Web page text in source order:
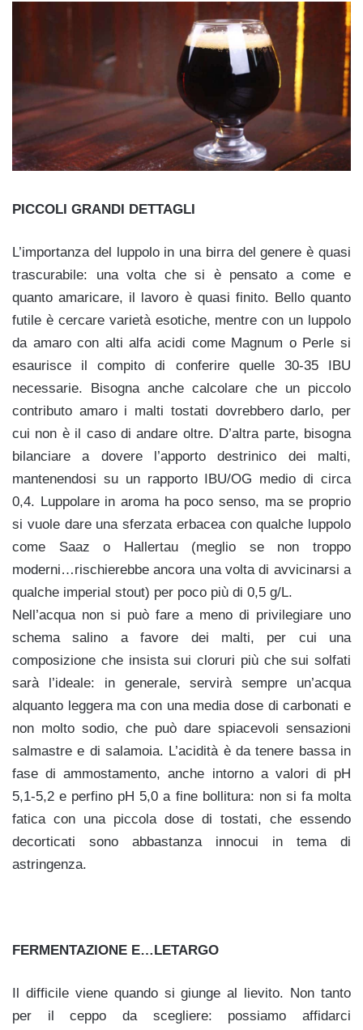
PICCOLI GRANDI DETTAGLI
L’importanza del luppolo in una birra del genere è quasi
trascurabile: una volta che si è pensato a come e
quanto amaricare, il lavoro è quasi finito. Bello quanto
futile è cercare varietà esotiche, mentre con un luppolo
da amaro con alti alfa acidi come Magnum o Perle si
esaurisce il compito di conferire quelle 30-35 IBU
necessarie. Bisogna anche calcolare che un piccolo
contributo amaro i malti tostati dovrebbero darlo, per
cui non è il caso di andare oltre. D’altra parte, bisogna
bilanciare a dovere l’apporto destrinico dei malti,
mantenendosi su un rapporto IBU/OG medio di circa
0,4. Luppolare in aroma ha poco senso, ma se proprio
si vuole dare una sferzata erbacea con qualche luppolo
come Saaz o Hallertau (meglio se non troppo
moderni…rischierebbe ancora una volta di avvicinarsi a
qualche imperial stout) per poco più di 0,5 g/L.
Nell’acqua non si può fare a meno di privilegiare uno
schema salino a favore dei malti, per cui una
composizione che insista sui cloruri più che sui solfati
sarà l’ideale: in generale, servirà sempre un’acqua
alquanto leggera ma con una media dose di carbonati e
non molto sodio, che può dare spiacevoli sensazioni
salmastre e di salamoia. L’acidità è da tenere bassa in
fase di ammostamento, anche intorno a valori di pH
5,1-5,2 e perfino pH 5,0 a fine bollitura: non si fa molta
fatica con una piccola dose di tostati, che essendo
decorticati sono abbastanza innocui in tema di
astringenza.
FERMENTAZIONE E…LETARGO
Il difficile viene quando si giunge al lievito. Non tanto
per il ceppo da scegliere: possiamo affidarci